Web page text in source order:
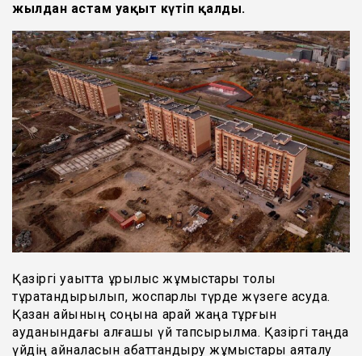
жылдан астам уақыт күтіп қалды.
Қазіргі уақытта құрылыс жұмыстары толық
тұрақтандырылып, жоспарлы түрде жүзеге асуда.
Қазан айының соңына қарай жаңа тұрғын
ауданындағы алғашқы үй тапсырылмақ. Қазіргі таңда
үйдің айналасын абаттандыру жұмыстары аяқталу